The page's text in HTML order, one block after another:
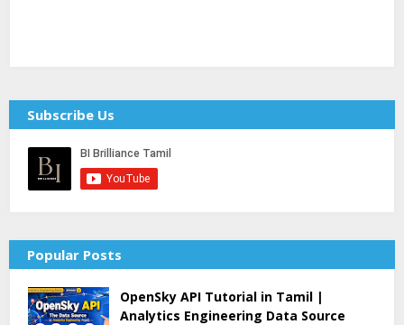
Subscribe Us
Popular Posts
OpenSky API Tutorial in Tamil |
Analytics Engineering Data Source